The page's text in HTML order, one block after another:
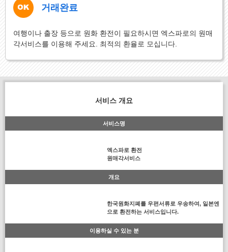
거래완료
여행이나 출장 등으로 원화 환전이 필요하시면 엑스파로의 원매
각서비스를 이용해 주세요. 최적의 환율로 모십니다.
서비스 개요
서비스명
엑스파로 환전
원매각서비스
개요
한국원화지폐를 우편서류로 우송하여, 일본엔
으로 환전하는 서비스입니다.
이용하실 수 있는 분